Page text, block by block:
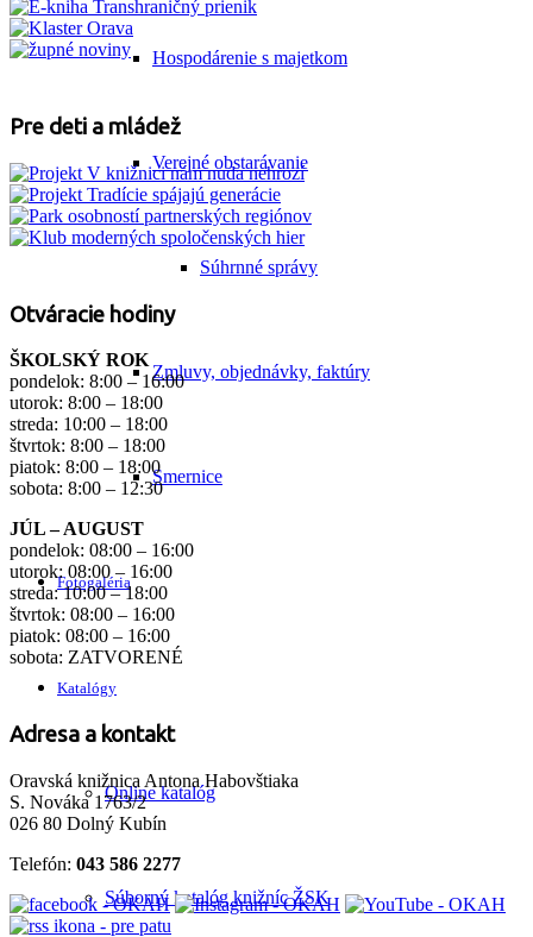
Hospodárenie s majetkom
Verejné obstarávanie
Súhrnné správy
Zmluvy, objednávky, faktúry
Smernice
Fotogaléria
Katalógy
Online katalóg
Súborný katalóg knižníc ŽSK
Pre deti a mládež
Otváracie hodiny
ŠKOLSKÝ ROK
pondelok: 8:00 – 16:00
utorok: 8:00 – 18:00
streda: 10:00 – 18:00
štvrtok: 8:00 – 18:00
piatok: 8:00 – 18:00
sobota: 8:00 – 12:30
JÚL – AUGUST
pondelok: 08:00 – 16:00
utorok: 08:00 – 16:00
streda: 10:00 – 18:00
štvrtok: 08:00 – 16:00
piatok: 08:00 – 16:00
sobota: ZATVORENÉ
Adresa a kontakt
Oravská knižnica Antona Habovštiaka
S. Nováka 1763/2
026 80 Dolný Kubín
Telefón: 043 586 2277